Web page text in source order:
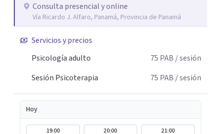
humano.Consulta presencial y online
Vía Ricardo J. Alfaro, Panamá, Provincia de Panamá
Servicios y precios
Psicología adulto
75 PAB / sesión
Sesión Psicoterapia
75 PAB / sesión
Hoy
19:00 20:00
21:00